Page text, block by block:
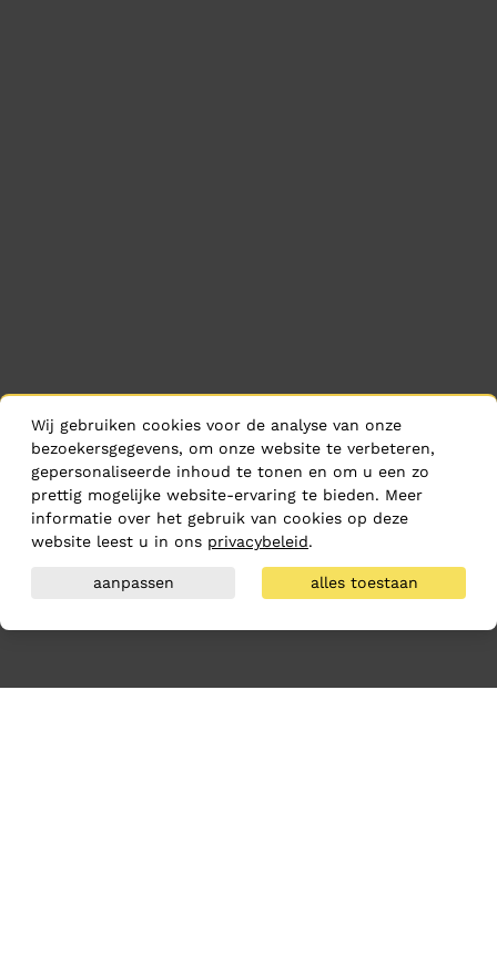
Wij gebruiken cookies voor de analyse van onze
bezoekersgegevens, om onze website te verbeteren,
gepersonaliseerde inhoud te tonen en om u een zo
prettig mogelijke website-ervaring te bieden. Meer
informatie over het gebruik van cookies op deze
website leest u in ons privacybeleid.
aanpassen alles toestaan